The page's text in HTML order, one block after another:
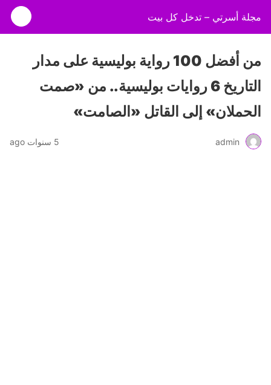
مجلة أسرتي – تدخل كل بيت
من أفضل 100 رواية بوليسية على مدار
التاريخ 6 روايات بوليسية.. من «صمت
الحملان» إلى القاتل «الصامت»
admin 5 سنوات ago